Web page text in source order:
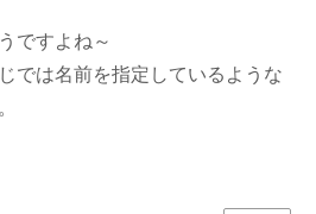
ですよね～
では名前を指定しているような